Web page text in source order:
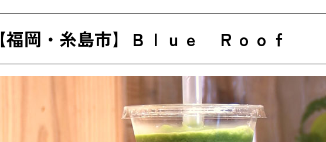
【福岡・糸島市】Ｂｌｕｅ Ｒｏｏｆ